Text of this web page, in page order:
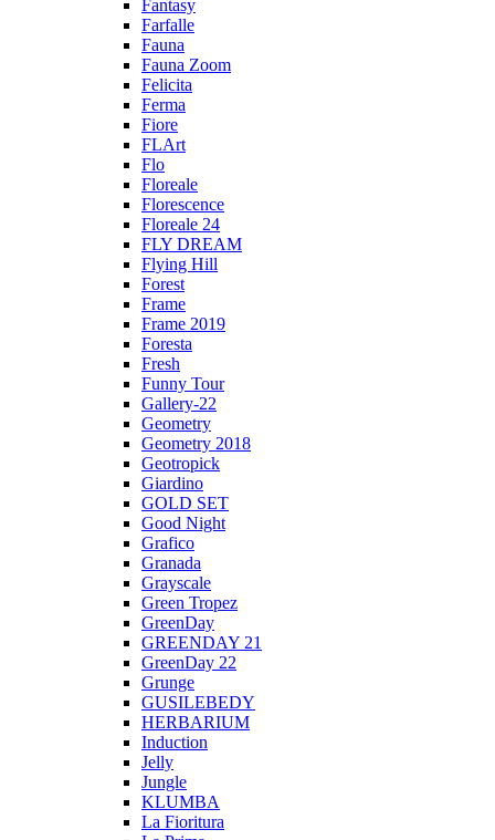
Fantasy
Farfalle
Fauna
Fauna Zoom
Felicita
Ferma
Fiore
FLArt
Flo
Floreale
Florescence
Floreale 24
FLY DREAM
Flying Hill
Forest
Frame
Frame 2019
Foresta
Fresh
Funny Tour
Gallery-22
Geometry
Geometry 2018
Geotropick
Giardino
GOLD SET
Good Night
Grafico
Granada
Grayscale
Green Tropez
GreenDay
GREENDAY 21
GreenDay 22
Grunge
GUSILEBEDY
HERBARIUM
Induction
Jelly
Jungle
KLUMBA
La Fioritura